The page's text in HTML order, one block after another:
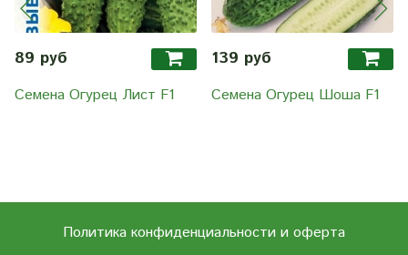
89 руб
Семена Огурец Лист F1
139 руб
Семена Огурец Шоша F1
Политика конфиденциальности и оферта